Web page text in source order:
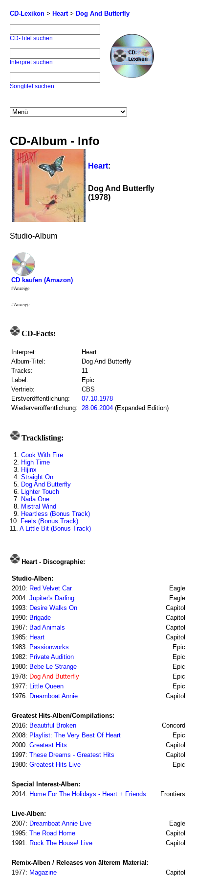
CD-Lexikon > Heart> Dog And Butterfly
CD-Titel suchen
Interpret suchen
Songtitel suchen
CD-Album - Info
Heart:
Dog And Butterfly
(1978)
Studio-Album
CD kaufen (Amazon)
#Anzeige
#Anzeige
CD-Facts:
Interpret:
Heart
Album-Titel:
Dog And Butterfly
Tracks:
11
Label:
Epic
Vertrieb:
CBS
Erstveröffentlichung:
07.10.1978
Wiederveröffentlichung: 28.06.2004 (Expanded Edition)
Tracklisting:
1. Cook With Fire
2. High Time
3. Hijinx
4. Straight On
5. Dog And Butterfly
6. Lighter Touch
7. Nada One
8. Mistral Wind
9. Heartless (Bonus Track)
10. Feels (Bonus Track)
11. A Little Bit (Bonus Track)
Heart - Discographie:
Studio-Alben:
2010: Red Velvet Car
Eagle
2004: Jupiter's Darling
Eagle
1993: Desire Walks On
Capitol
1990: Brigade
Capitol
1987: Bad Animals
Capitol
1985: Heart
Capitol
1983: Passionworks
Epic
1982: Private Audition
Epic
1980: Bebe Le Strange
Epic
1978: Dog And Butterfly
Epic
1977: Little Queen
Epic
1976: Dreamboat Annie Capitol
Greatest Hits-Alben/Compilations:
2016: Beautiful Broken
Concord
2008: Playlist: The Very Best Of Heart
Epic
2000: Greatest Hits
Capitol
1997: These Dreams - Greatest Hits
Capitol
1980: Greatest Hits Live Epic
Special Interest-Alben:
2014: Home For The Holidays - Heart + Friends Frontiers
Live-Alben:
2007: Dreamboat Annie Live
Eagle
1995: The Road Home
Capitol
1991: Rock The House! Live Capitol
Remix-Alben / Releases von älterem Material:
1977: Magazine Capitol